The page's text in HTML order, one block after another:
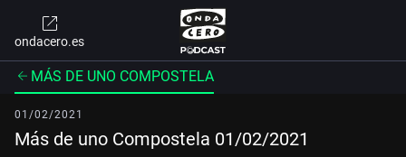
ondacero.es
MÁS DE UNO COMPOSTELA
01/02/2021
Más de uno Compostela 01/02/2021